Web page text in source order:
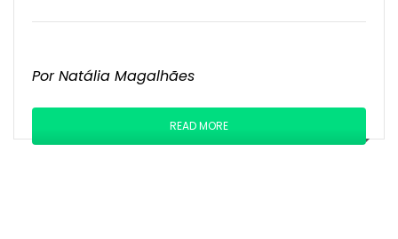
Por Natália Magalhães
READ MORE